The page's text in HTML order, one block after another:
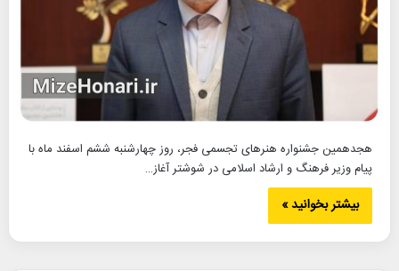
هجدهمین جشنواره هنرهای تجسمی فجر، روز چهارشنبه ششم اسفند ماه با
پیام وزیر فرهنگ و ارشاد اسلامی در شوشتر آغاز…
بیشتر بخوانید »